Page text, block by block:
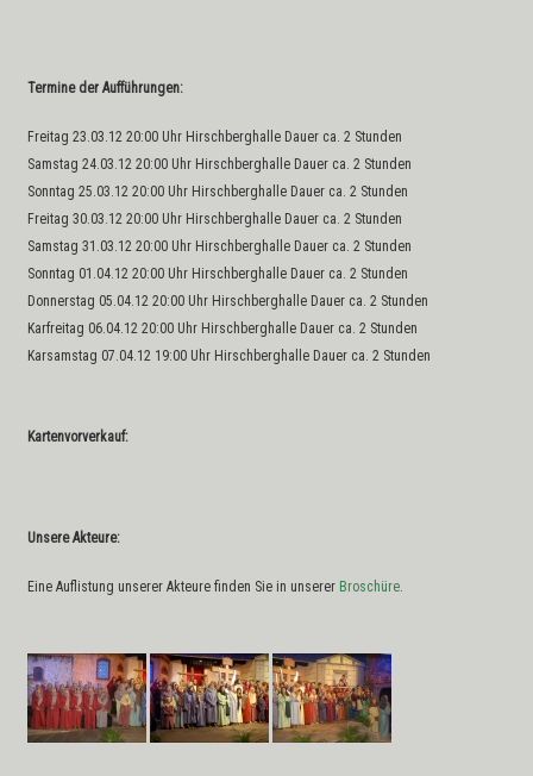
Termine der Aufführungen:
Freitag 23.03.12 20:00 Uhr Hirschberghalle Dauer ca. 2 Stunden
Samstag 24.03.12 20:00 Uhr Hirschberghalle Dauer ca. 2 Stunden
Sonntag 25.03.12 20:00 Uhr Hirschberghalle Dauer ca. 2 Stunden
Freitag 30.03.12 20:00 Uhr Hirschberghalle Dauer ca. 2 Stunden
Samstag 31.03.12 20:00 Uhr Hirschberghalle Dauer ca. 2 Stunden
Sonntag 01.04.12 20:00 Uhr Hirschberghalle Dauer ca. 2 Stunden
Donnerstag 05.04.12 20:00 Uhr Hirschberghalle Dauer ca. 2 Stunden
Karfreitag 06.04.12 20:00 Uhr Hirschberghalle Dauer ca. 2 Stunden
Karsamstag 07.04.12 19:00 Uhr Hirschberghalle Dauer ca. 2 Stunden
Kartenvorverkauf:
Unsere Akteure:
Eine Auflistung unserer Akteure finden Sie in unserer Broschüre.